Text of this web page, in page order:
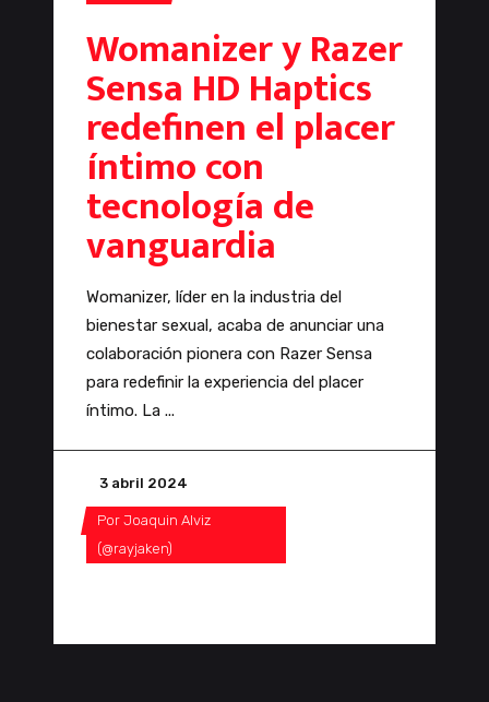
Womanizer y Razer
Sensa HD Haptics
redefinen el placer
íntimo con
tecnología de
vanguardia
Womanizer, líder en la industria del
bienestar sexual, acaba de anunciar una
colaboración pionera con Razer Sensa
para redefinir la experiencia del placer
íntimo. La
3 abril 2024
Por Joaquin Alviz
(@rayjaken)